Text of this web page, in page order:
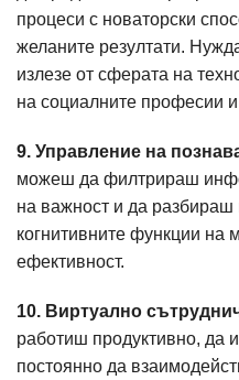
процеси с новаторски
желаните резултати.
излезе от сферата на
на социалните професии и
9. Управление на
можеш да филтрираш
на важност и да разбираш
когнитивните функции на
ефективност.
10. Виртуално
работиш продуктивно, да
постоянно да